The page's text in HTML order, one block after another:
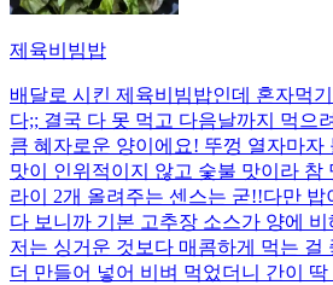
제육비빔밥
배달로 시킨 제육비빔밥인데 혼자먹
다;; 결국 다 못 먹고 다음날까지 먹으
큼 혜자로운 양이에요! 뚜껑 열자마자
맛이 인위적이지 않고 숯불 맛이라 참
라이 2개 올려주는 센스는 굳!! ​다만
다 보니까 기본 고추장 소스가 양에
저는 싱거운 것보다 매콤하게 먹는 걸
더 만들어 넣어 비벼 먹었더니 간이